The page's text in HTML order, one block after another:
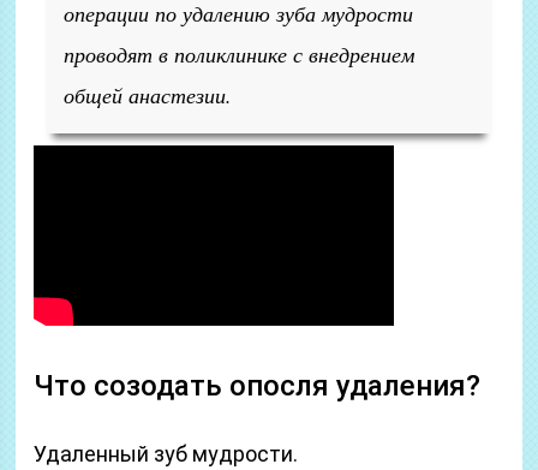
операции по удалению зуба мудрости
проводят в поликлинике с внедрением
общей анастезии.
Что созодать опосля удаления?
Удаленный зуб мудрости.